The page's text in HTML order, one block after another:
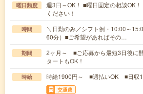
曜日頻度
週3日～OK！ ■曜日固定の相談OK
ください！
時間
＼日勤のみ／シフト例・10:00～
60分）■ご希望があればその…
期間
2ヶ月～ ■ご応募から最短3日後に
タートもOK！
時給 時給1900円～ ■週払いOK ■日収1
交通費